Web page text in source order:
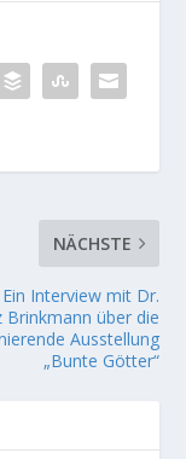
NÄCHSTE
Ein Interview mit Dr.
Brinkmann über die
Ausstellung
„Bunte Götter“